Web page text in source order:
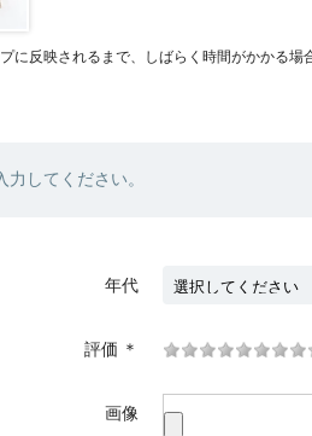
に反映されるまで、しばらく時間がかかる場
力してください。
年代
評価 ＊
画像